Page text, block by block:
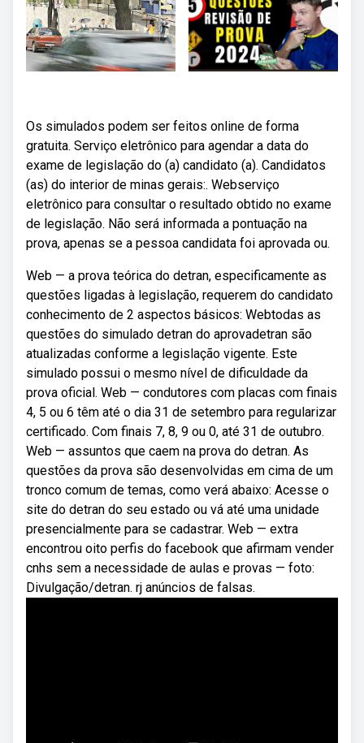
Os simulados podem ser feitos online de forma
gratuita. Serviço eletrônico para agendar a data do
exame de legislação do (a) candidato (a). Candidatos
(as) do interior de minas gerais:. Webserviço
eletrônico para consultar o resultado obtido no exame
de legislação. Não será informada a pontuação na
prova, apenas se a pessoa candidata foi aprovada ou.
Web — a prova teórica do detran, especificamente as
questões ligadas à legislação, requerem do candidato
conhecimento de 2 aspectos básicos: Webtodas as
questões do simulado detran do aprovadetran são
atualizadas conforme a legislação vigente. Este
simulado possui o mesmo nível de dificuldade da
prova oficial. Web — condutores com placas com finais
4, 5 ou 6 têm até o dia 31 de setembro para regularizar
certificado. Com finais 7, 8, 9 ou 0, até 31 de outubro.
Web — assuntos que caem na prova do detran. As
questões da prova são desenvolvidas em cima de um
tronco comum de temas, como verá abaixo: Acesse o
site do detran do seu estado ou vá até uma unidade
presencialmente para se cadastrar. Web — extra
encontrou oito perfis do facebook que afirmam vender
cnhs sem a necessidade de aulas e provas — foto:
Divulgação/detran. rj anúncios de falsas.